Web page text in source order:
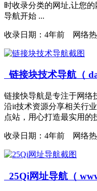
时收录分类的网址,让您
导航开始 ...
收录日期： 4年前 网络热
链接块技术导航（
链接快导航是专注于网络
沿it技术资源分享相关行
点站，用心打造最实用的
收录日期： 4年前 网络热
25Qi网址导航（